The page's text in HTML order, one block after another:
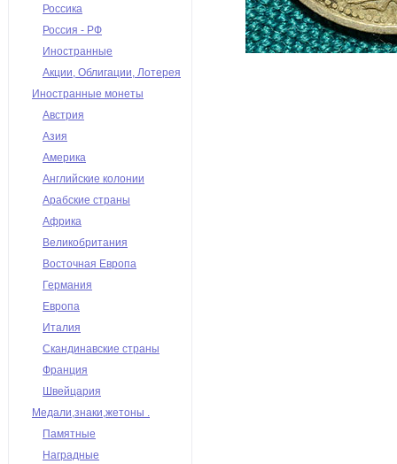
Россика
Россия - РФ
Иностранные
Акции, Облигации, Лотерея
Иностранные монеты
Австрия
Азия
Америка
Английские колонии
Арабские страны
Африка
Великобритания
Восточная Европа
Германия
Европа
Италия
Скандинавские страны
Франция
Швейцария
Медали,знаки,жетоны .
Памятные
Наградные